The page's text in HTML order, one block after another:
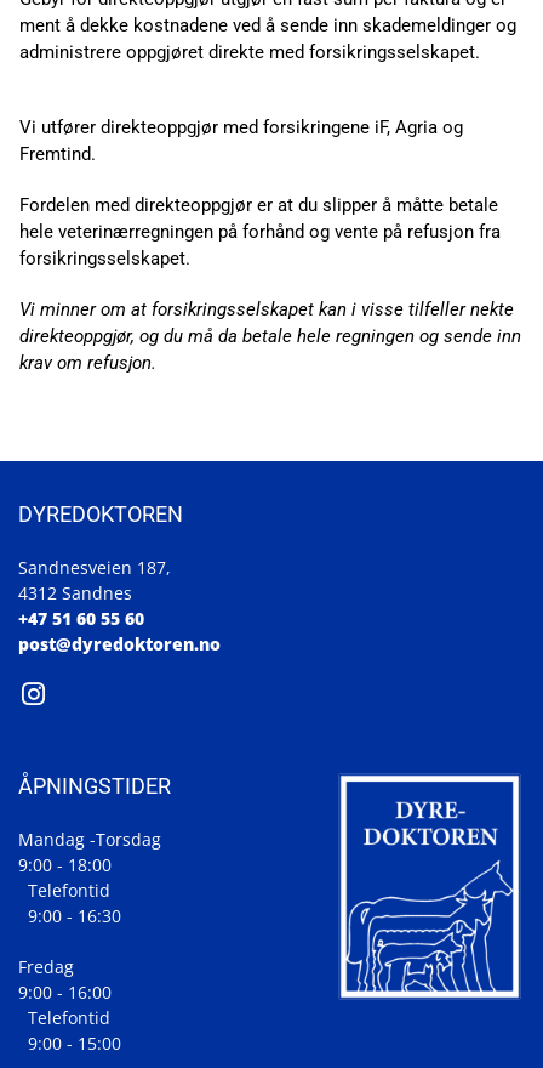
ment å dekke kostnadene ved å sende inn skademeldinger og
administrere oppgjøret direkte med forsikringsselskapet.
Vi utfører direkteoppgjør med forsikringene iF, Agria og
Fremtind.
Fordelen med direkteoppgjør er at du slipper å måtte betale
hele veterinærregningen på forhånd og vente på refusjon fra
forsikringsselskapet.
Vi minner om at forsikringsselskapet kan i visse tilfeller nekte
direkteoppgjør, og du må da betale hele regningen og sende inn
krav om refusjon.
DYREDOKTOREN
Sandnesveien 187,
4312 Sandnes
+47 51 60 55 60
post@dyredoktoren.no
ÅPNINGSTIDER
Mandag -Torsdag
9:00 - 18:00
Telefontid
9:00 - 16:30
Fredag
9:00 - 16:00
Telefontid
9:00 - 15:00